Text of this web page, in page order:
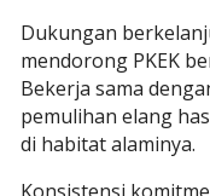
Dukungan
mendorong PKEK
Bekerja sama
pemulihan elang
di habitat alaminya.